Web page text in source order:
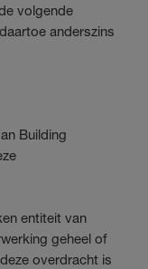
volgende
anderszins
Building
entiteit van
geheel of
overdracht is